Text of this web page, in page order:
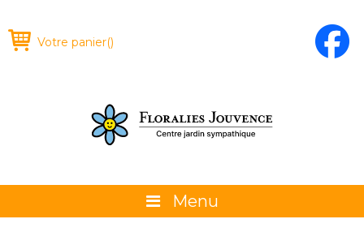
Votre panier()
Menu